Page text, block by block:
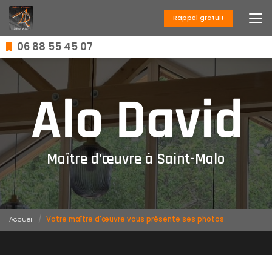
Aller
au
contenu
principal06 88 55 45 07
Rappel gratuit
Maître d'œuvre à Saint-Malo
Accueil Votre maître d'œuvre vous présente ses photos